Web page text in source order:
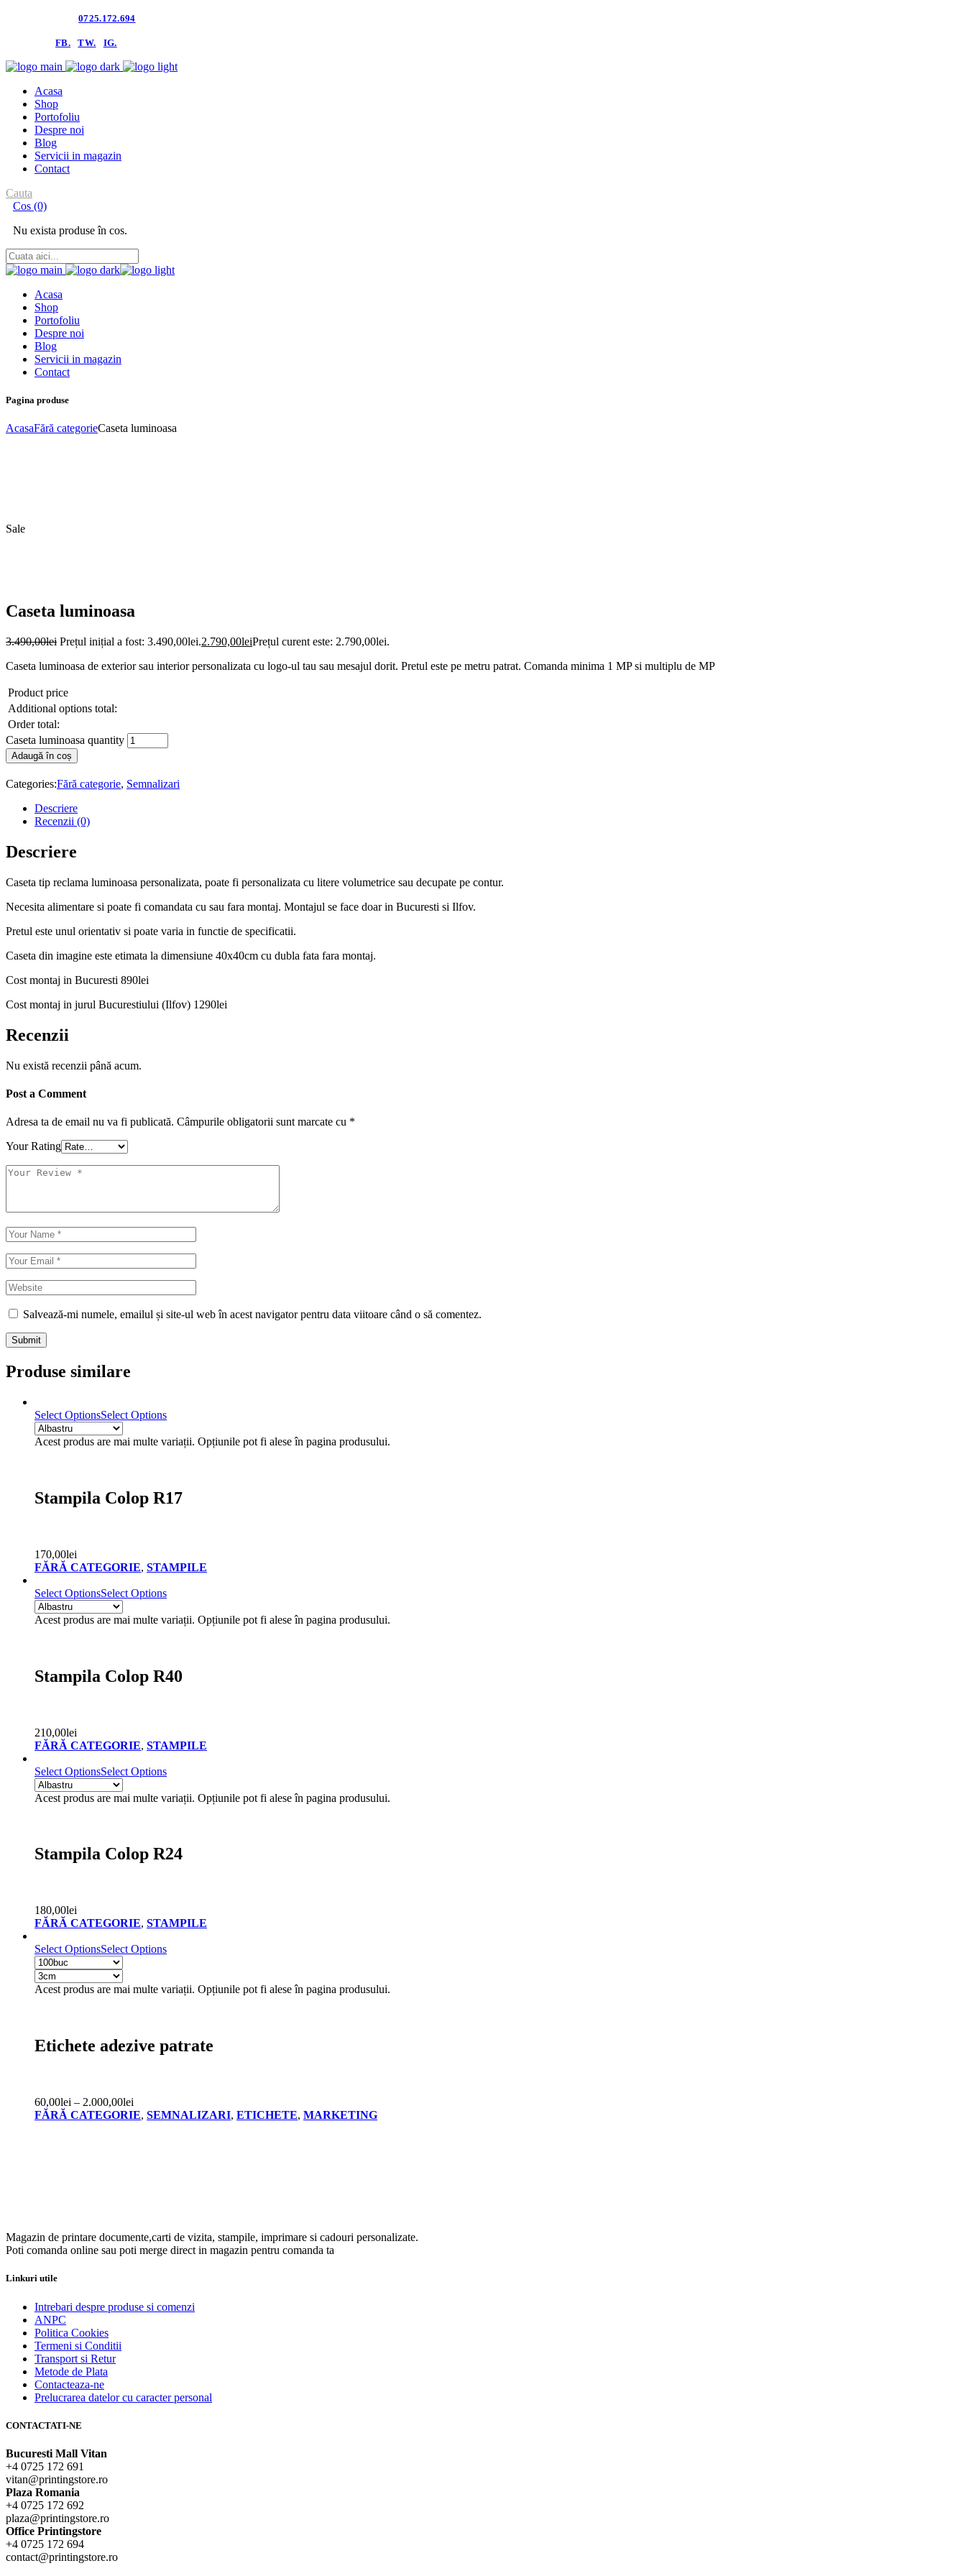
0725.172.694
FB. TW. IG.
Acasa
Shop
Portofoliu
Despre noi
Blog
Servicii in magazin
Contact
Cauta
Cos (0)
Nu exista produse în cos.
Acasa
Shop
Portofoliu
Despre noi
Blog
Servicii in magazin
Contact
Pagina produse
AcasaFără categorieCaseta luminoasa
Sale
Caseta luminoasa
3.490,00lei Prețul inițial a fost: 3.490,00lei.2.790,00leiPrețul curent este: 2.790,00lei.
Caseta luminoasa de exterior sau interior personalizata cu logo-ul tau sau mesajul dorit. Pretul este pe metru patrat. Comanda minima 1 MP si multiplu de MP
Product price
Additional options total:
Order total:
Caseta luminoasa quantity
Adaugă în coș
Categories:Fără categorie, Semnalizari
Descriere
Recenzii (0)
Descriere
Caseta tip reclama luminoasa personalizata, poate fi personalizata cu litere volumetrice sau decupate pe contur.
Necesita alimentare si poate fi comandata cu sau fara montaj. Montajul se face doar in Bucuresti si Ilfov.
Pretul este unul orientativ si poate varia in functie de specificatii.
Caseta din imagine este etimata la dimensiune 40x40cm cu dubla fata fara montaj.
Cost montaj in Bucuresti 890lei
Cost montaj in jurul Bucurestiului (Ilfov) 1290lei
Recenzii
Nu există recenzii până acum.
Post a Comment
Adresa ta de email nu va fi publicată. Câmpurile obligatorii sunt marcate cu *
Your Rating
Salvează-mi numele, emailul și site-ul web în acest navigator pentru data viitoare când o să comentez.
Submit
Produse similare
Select OptionsSelect Options
Acest produs are mai multe variații. Opțiunile pot fi alese în pagina produsului.
Stampila Colop R17
170,00lei
FĂRĂ CATEGORIE, STAMPILE
Select OptionsSelect Options
Acest produs are mai multe variații. Opțiunile pot fi alese în pagina produsului.
Stampila Colop R40
210,00lei
FĂRĂ CATEGORIE, STAMPILE
Select OptionsSelect Options
Acest produs are mai multe variații. Opțiunile pot fi alese în pagina produsului.
Stampila Colop R24
180,00lei
FĂRĂ CATEGORIE, STAMPILE
Select OptionsSelect Options
Acest produs are mai multe variații. Opțiunile pot fi alese în pagina produsului.
Etichete adezive patrate
60,00lei – 2.000,00lei
FĂRĂ CATEGORIE, SEMNALIZARI, ETICHETE, MARKETING
Magazin de printare documente,carti de vizita, stampile, imprimare si cadouri personalizate.
Poti comanda online sau poti merge direct in magazin pentru comanda ta
Linkuri utile
Intrebari despre produse si comenzi
ANPC
Politica Cookies
Termeni si Conditii
Transport si Retur
Metode de Plata
Contacteaza-ne
Prelucrarea datelor cu caracter personal
CONTACTATI-NE
Bucuresti Mall Vitan
+4 0725 172 691
vitan@printingstore.ro
Plaza Romania
+4 0725 172 692
plaza@printingstore.ro
Office Printingstore
+4 0725 172 694
contact@printingstore.ro